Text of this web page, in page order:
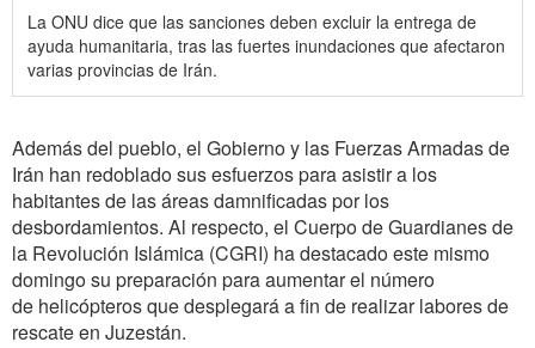
La ONU dice que las sanciones deben excluir la entrega de
ayuda humanitaria, tras las fuertes inundaciones que afectaron
varias provincias de Irán.
Además del pueblo, el Gobierno y las Fuerzas Armadas de
Irán han redoblado sus esfuerzos para asistir a los
habitantes de las áreas damnificadas por los
desbordamientos. Al respecto, el Cuerpo de Guardianes de
la Revolución Islámica (CGRI) ha destacado este mismo
domingo su preparación para aumentar el número
de helicópteros que desplegará a fin de realizar labores de
rescate en Juzestán.